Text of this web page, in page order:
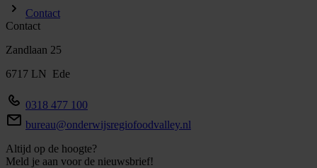
Contact
Contact
Zandlaan 25
6717 LN Ede
0318 477 100
bureau@onderwijsregiofoodvalley.nl
Altijd op de hoogte?
Meld je aan voor de nieuwsbrief!